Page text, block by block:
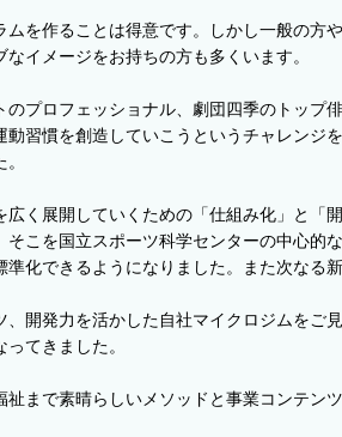
を作ることは得意です。しかし一般の
イメージをお持ちの方も多くいます。
のプロフェッショナル、劇団四季のトッ
習慣を創造していこうというチャレンジ
く展開していくための「仕組み化」と
こを国立スポーツ科学センターの中心
化できるようになりました。また次なる
、開発力を活かした自社マイクロジムを
てきました。
まで素晴らしいメソッドと事業コンテ